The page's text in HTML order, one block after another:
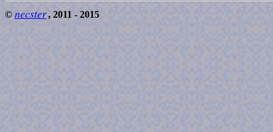
© necster, 2011 - 2015